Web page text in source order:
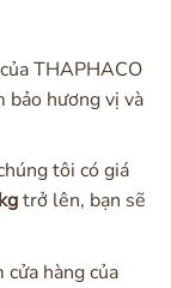
THAPHACO
bảo hương vị và
tôi có giá
trở lên, bạn sẽ
hàng của